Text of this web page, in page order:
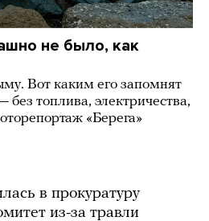
не было, как
Вот каким его запомнят
без топлива, электричества,
«Берега»
в прокуратуру
из-за травли